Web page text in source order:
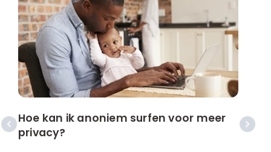
Hoe kan ik anoniem surfen voor meer
privacy?